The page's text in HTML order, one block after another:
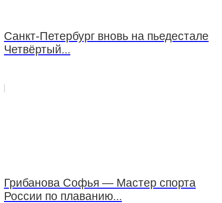
Санкт-Петербург вновь на пьедестале
Четвёртый...
Грибанова Софья — Мастер спорта
России по плаванию...